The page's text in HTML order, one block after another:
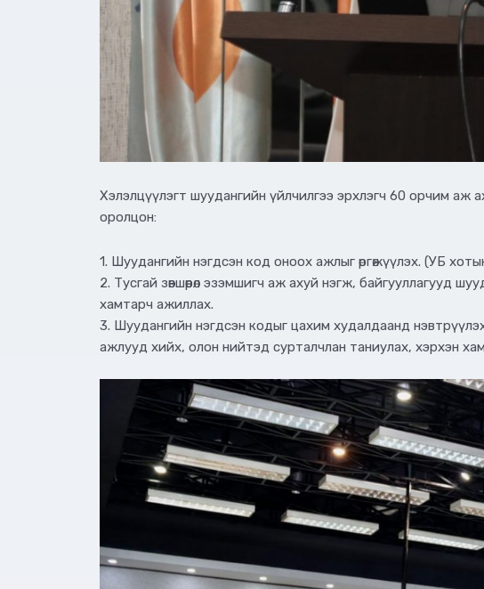
Хэлэлцүүлэгт шуудангийн үйлчилгээ эрхлэгч 60 орчим аж
оролцон:
1. Шуудангийн нэгдсэн код оноох ажлыг өргөжүүлэх. (УБ
2. Тусгай зөвшөөрөл эзэмшигч аж ахуй нэгж, байгууллагууд
хамтарч ажиллах.
3. Шуудангийн нэгдсэн кодыг цахим худалдаанд
ажлууд хийх, олон нийтэд сурталчлан таниулах, хэрхэн